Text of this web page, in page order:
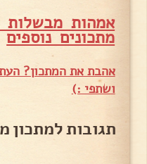
אמהות מבשלות
מתכונים נוספים
אהבת את המתכון?
ושתפי :)
תגובות למתכון